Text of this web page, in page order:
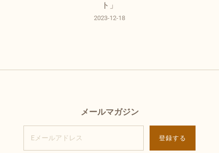
ト」
2023-12-18
メールマガジン